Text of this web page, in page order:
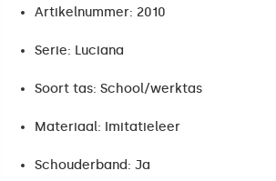
Artikelnummer: 2010
Serie: Luciana
Soort tas: School/werktas
Materiaal: Imitatieleer
Schouderband: Ja